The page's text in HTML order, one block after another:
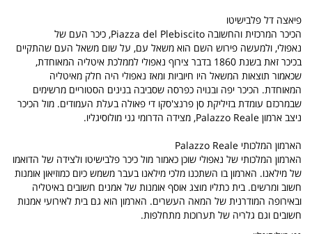
פיאצה דל פלבישיטו
הכיכר המרכזית והחשובה Piazza del Plebiscito,
כיכר העם של
נאפולי, ולמעשה פירוש השם הוא משאל עם, על שום משאל העם שהתקיים
בכיכר זאת בשנת 1860 בדבר צירוף נאפולי לממלכת איטליה המאוחדת,
שכאמור תוצאות המשאל היו חיוביות ומאז נאפולי היה חלק מאיטליה
המאוחדת. הכיכר יפה ובנויה כפרסה שסביבה בנינים הסטוריים מרשימים
שבמרכזם עומדת בזיליקת סן פרנצ'סקו די פאולה בעלת העמודים. מול הכיכר
ניצב ארמון Palazzo Reale, מצידה הדרומי גני מולוסיגליו.
הארמון המלכותי Palazzo Reale
הארמון המלכותי של נאפולי שוכן כאמור מול כיכר פלבישיטו ולצידה של הדואמו
של מילאנו. הארמון בו השתכנו מלכי מילאנו בעבר משמש כיום כמוזיאון אומנות
חשוב ומרשים. בית כתליו מוצג אוסף אומנות של אמנים חשובים באיטליה
ובאירופה המודרנית של המאה העשרים. הארמון הוא גם בית לאירועי אמנות
חשובים וגם גלריה של תערוכות מתחלפות.